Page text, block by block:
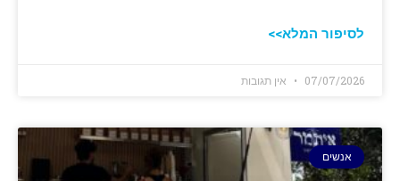
לסיפור המלא>>
07/07/2026 אין תגובות
אנשים